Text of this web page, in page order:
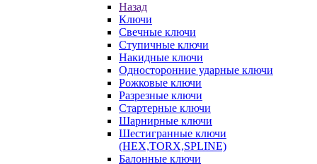
Назад
Ключи
Свечные ключи
Ступичные ключи
Накидные ключи
Односторонние ударные ключи
Рожковые ключи
Разрезные ключи
Стартерные ключи
Шарнирные ключи
Шестигранные ключи
(HEX,TORX,SPLINE)
Балонные ключи